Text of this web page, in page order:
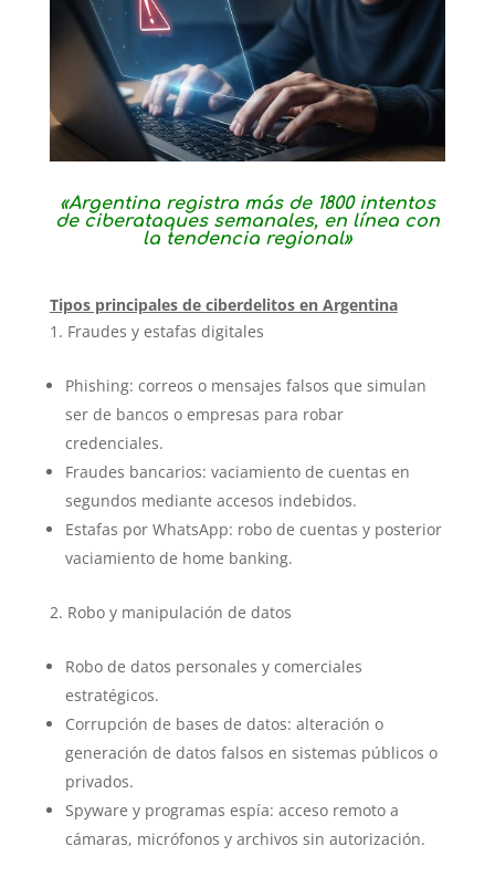
«Argentina registra más de 1800 intentos
de ciberataques semanales, en línea con
la tendencia regional»
Tipos principales de ciberdelitos en Argentina
Fraudes y estafas digitales
Phishing: correos o mensajes falsos que simulan
ser de bancos o empresas para robar
credenciales.
Fraudes bancarios: vaciamiento de cuentas en
segundos mediante accesos indebidos.
Estafas por WhatsApp: robo de cuentas y posterior
vaciamiento de home banking.
Robo y manipulación de datos
Robo de datos personales y comerciales
estratégicos.
Corrupción de bases de datos: alteración o
generación de datos falsos en sistemas públicos o
privados.
Spyware y programas espía: acceso remoto a
cámaras, micrófonos y archivos sin autorización.